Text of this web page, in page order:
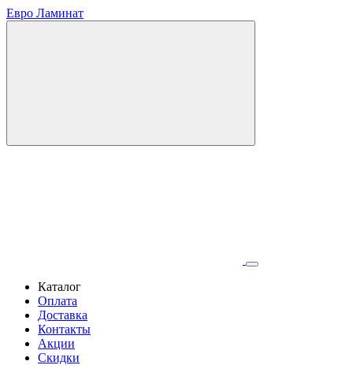
Евро Ламинат
Каталог
Оплата
Доставка
Контакты
Акции
Скидки